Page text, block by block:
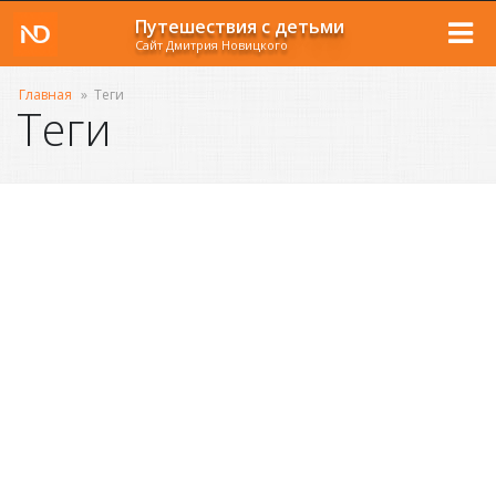
Путешествия с детьми
Сайт Дмитрия Новицкого
Главная » Теги
Теги